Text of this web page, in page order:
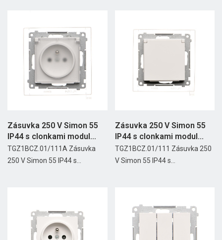
Zásuvka 250 V Simon 55
IP44 s clonkami modul...
TGZ1BCZ.01/111A Zásuvka
250 V Simon 55 IP44 s...
Zásuvka 250 V Simon 55
IP44 s clonkami modul...
TGZ1BCZ.01/111 Zásuvka 250
V Simon 55 IP44 s...